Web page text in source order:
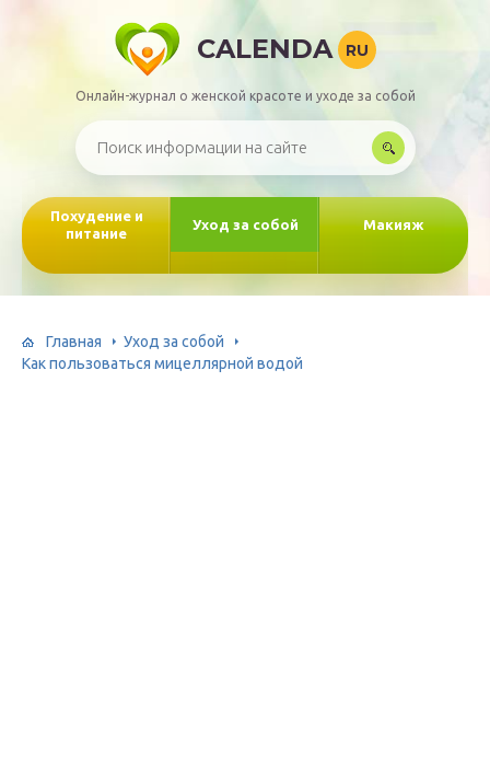
CALENDA RU
Онлайн-журнал о женской красоте и уходе за собой
Похудение и
питание
Уход за собой Макияж
Главная
Уход за собой
Как пользоваться мицеллярной водой